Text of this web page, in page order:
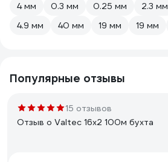
4 мм
0.3 мм 0.25 мм 2.3 мм
4.9 мм
40 мм 19 мм 19 мм
Популярные отзывы
15 отзывов
Отзыв о Valtec 16x2 100м бухта